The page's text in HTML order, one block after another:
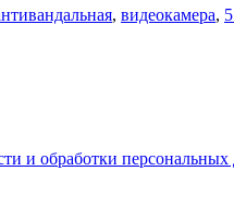
, видеокамера,
и обработки